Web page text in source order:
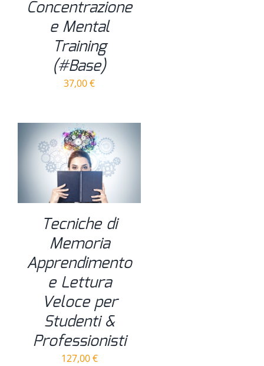
Concentrazione
e Mental
Training
(#Base)
37,00€
Tecniche di
Memoria
Apprendimento
e Lettura
Veloce per
Studenti &
Professionisti
127,00€